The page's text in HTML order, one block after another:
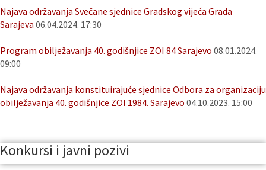
Najava održavanja Svečane sjednice Gradskog vijeća Grada
Sarajeva 06.04.2024. 17:30
Program obilježavanja 40. godišnjice ZOI 84 Sarajevo 08.01.2024.
09:00
Najava održavanja konstituirajuće sjednice Odbora za organizaciju
obilježavanja 40. godišnjice ZOI 1984. Sarajevo 04.10.2023. 15:00
Konkursi i javni pozivi